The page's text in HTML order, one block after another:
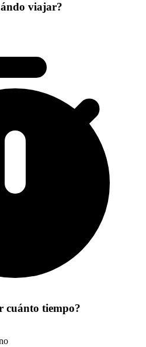
viajar?
cuánto tiempo?